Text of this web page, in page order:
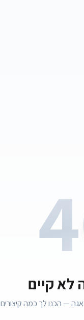
לא קיים
— הכנו לך כמה קיצורים